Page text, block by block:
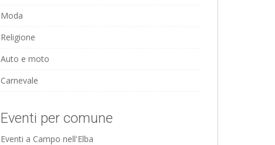
Moda
Religione
Auto e moto
Carnevale
Eventi per comune
Eventi a Campo nell'Elba